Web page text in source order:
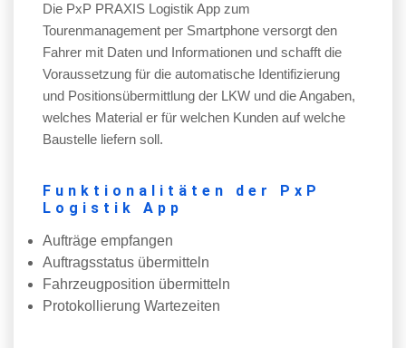
Die PxP PRAXIS Logistik App zum
Tourenmanagement per Smartphone versorgt den
Fahrer mit Daten und Informationen und schafft die
Voraussetzung für die automatische Identifizierung
und Positionsübermittlung der LKW und die Angaben,
welches Material er für welchen Kunden auf welche
Baustelle liefern soll.
Funktionalitäten der PxP
Logistik App
Aufträge empfangen
Auftragsstatus übermitteln
Fahrzeugposition übermitteln
Protokollierung Wartezeiten